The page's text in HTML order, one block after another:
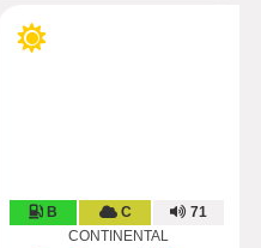
B C
71
CONTINENTAL